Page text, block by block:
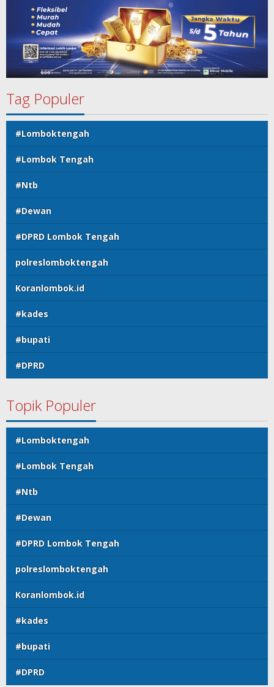
Tag Populer
#Lomboktengah
#Lombok Tengah
#Ntb
#Dewan
#DPRD Lombok Tengah
polreslomboktengah
Koranlombok.id
#kades
#bupati
#DPRD
Topik Populer
#Lomboktengah
#Lombok Tengah
#Ntb
#Dewan
#DPRD Lombok Tengah
polreslomboktengah
Koranlombok.id
#kades
#bupati
#DPRD